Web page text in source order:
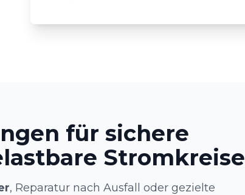
für sichere
Stromkreise
, Reparatur nach Ausfall oder gezielte